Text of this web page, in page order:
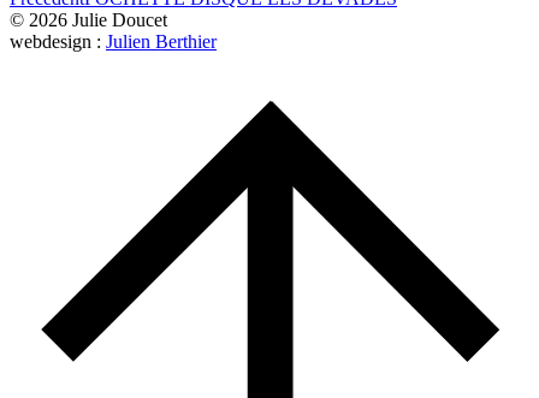
© 2026 Julie Doucet
webdesign : Julien Berthier